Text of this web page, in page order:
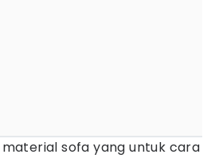
sofa yang untuk cara